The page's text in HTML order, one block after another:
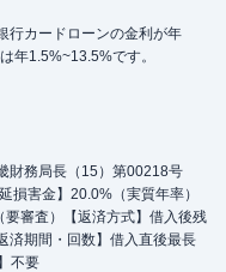
行カードローンの金利が年
年1.5%~13.5%です。
財務局長（15）第00218号
損害金】20.0%（実質年率）
要審査）【返済方式】借入後残
済期間・回数】借入直後最長
不要